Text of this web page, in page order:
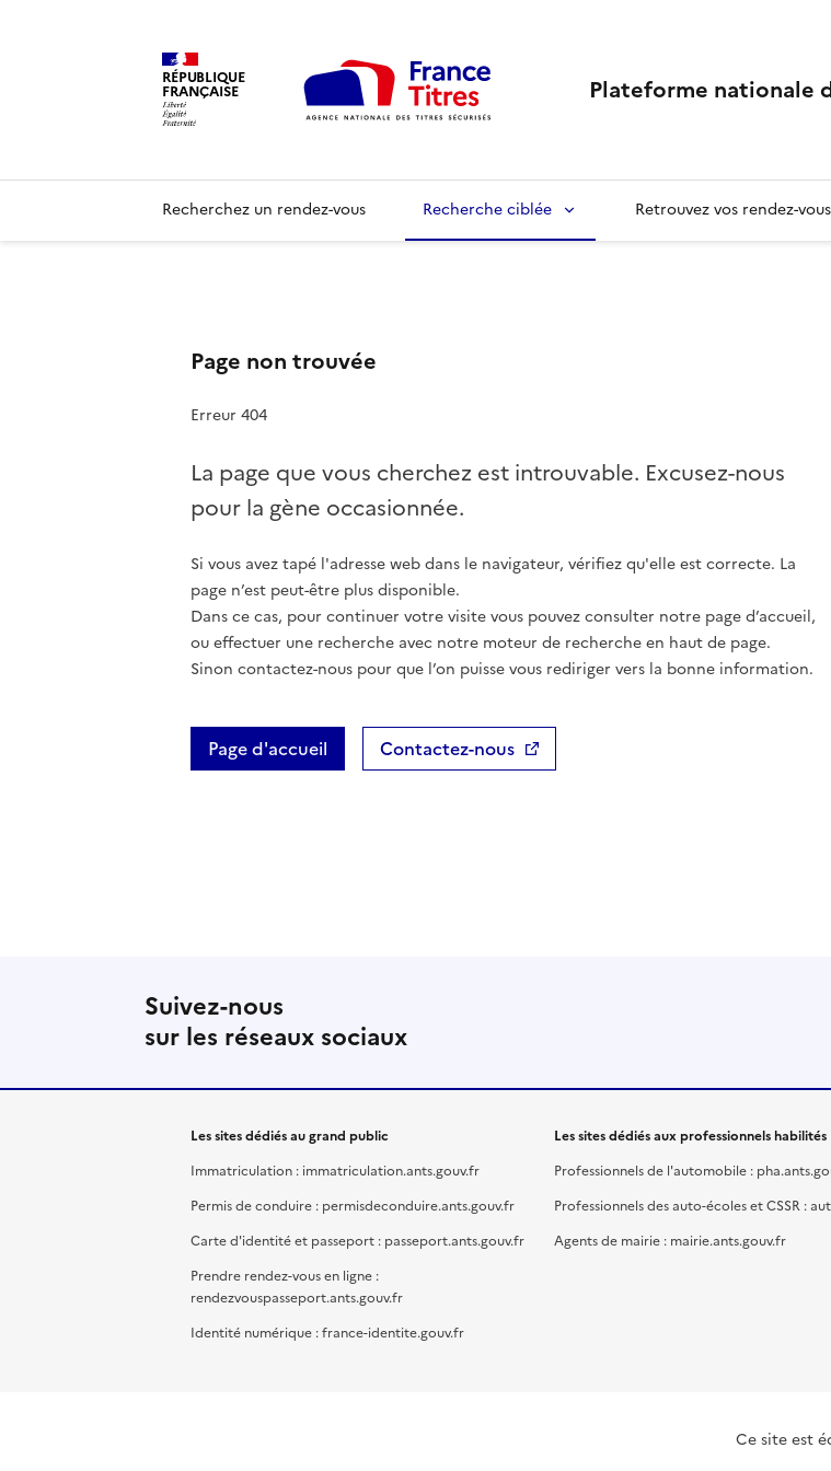
RÉPUBLIQUE
FRANÇAISE Plateforme nationale
Recherchez un rendez-vous Recherche ciblée Retrouvez vos rendez-vous
Page non trouvée
Erreur 404
La page que vous cherchez est introuvable. Excusez-nous
pour la gène occasionnée.
Si vous avez tapé l'adresse web dans le navigateur, vérifiez qu'elle est correcte. La
page n’est peut-être plus disponible.
Dans ce cas, pour continuer votre visite vous pouvez consulter notre page d’accueil,
ou effectuer une recherche avec notre moteur de recherche en haut de page.
Sinon contactez-nous pour que l’on puisse vous rediriger vers la bonne information.
Page d'accueil Contactez-nous
Suivez-nous
sur les réseaux sociaux
Les sites dédiés au grand public
Immatriculation : immatriculation.ants.gouv.fr
Permis de conduire : permisdeconduire.ants.gouv.fr
Carte d'identité et passeport : passeport.ants.gouv.fr
Prendre rendez-vous en ligne :
rendezvouspasseport.ants.gouv.fr
Identité numérique : france-identite.gouv.fr
Les sites dédiés aux professionnels habilités
Professionnels de l'automobile :
Professionnels des auto-écoles et CSSR :
Agents de mairie : mairie.ants.gouv.fr
Ce site est